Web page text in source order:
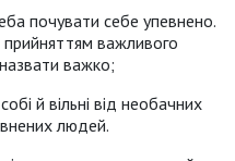
почувати себе упевнено.
прийняттям важливого
важко;
й вільні від необачних
людей.